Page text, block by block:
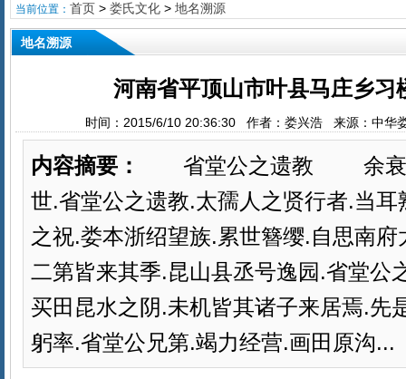
当前位置： 首页> 娄氏文化> 地名溯源
地名溯源
河南省平顶山市叶县马庄乡习
时间：2015/6/10 20:36:30 作者：娄兴浩 来源：中华
内容摘要：
省堂公之遗教 余衰病
世.省堂公之遗教.太孺人之贤行者.当
之祝.娄本浙绍望族.累世簪缨.自思南
二第皆来其季.昆山县丞号逸园.省堂公
买田昆水之阴.未机皆其诸子来居焉.先
躬率.省堂公兄第.竭力经营.画田原沟...